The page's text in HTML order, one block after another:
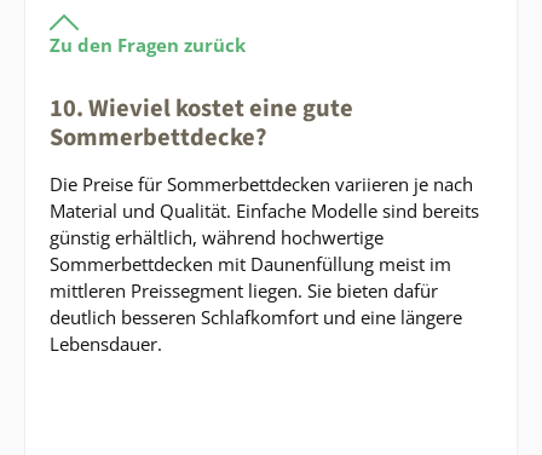
Zu den Fragen zurück
10. Wieviel kostet eine gute
Sommerbettdecke?
Die Preise für Sommerbettdecken variieren je nach
Material und Qualität. Einfache Modelle sind bereits
günstig erhältlich, während hochwertige
Sommerbettdecken mit Daunenfüllung meist im
mittleren Preissegment liegen. Sie bieten dafür
deutlich besseren Schlafkomfort und eine längere
Lebensdauer.